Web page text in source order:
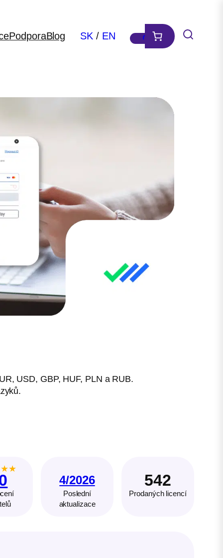
PodporaBlog SK / EN
USD, GBP, HUF, PLN a RUB.
★★
4/2026
Poslední
aktualizace
542
Prodaných licencí